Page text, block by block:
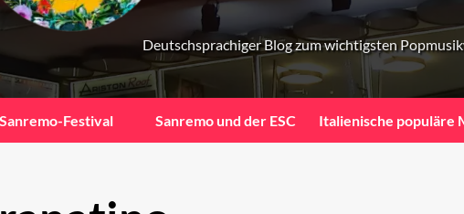
Deutschsprachiger Blog zum wichtigsten
Sanremo-Festival Sanremo und der ESC Italienische populäre